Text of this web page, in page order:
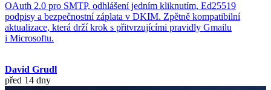
OAuth 2.0 pro SMTP, odhlášení jedním kliknutím, Ed25519
podpisy a bezpečnostní záplata v DKIM. Zpětně kompatibilní
aktualizace, která drží krok s přitvrzujícími pravidly Gmailu
i Microsoftu.
David Grudl
před 14 dny